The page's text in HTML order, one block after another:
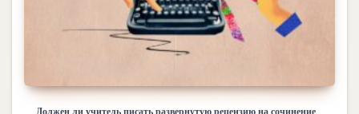
Должен ли учитель писать развернутую рецензию на сочинение